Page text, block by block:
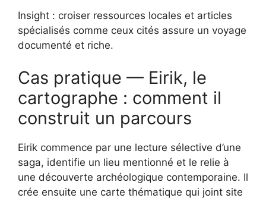
Insight : croiser ressources locales et articles
spécialisés comme ceux cités assure un voyage
documenté et riche.
Cas pratique — Eirik, le
cartographe : comment il
construit un parcours
Eirik commence par une lecture sélective d’une
saga, identifie un lieu mentionné et le relie à
une découverte archéologique contemporaine. Il
crée ensuite une carte thématique qui joint site